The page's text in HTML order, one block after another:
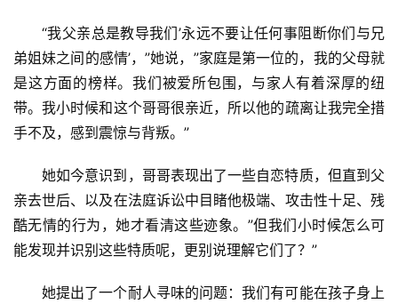
“我父亲总是教导我们’永远不要让任何事阻断你们与兄
弟姐妹之间的感情’，”她说，”家庭是第一位的，我的父母就
是这方面的榜样。我们被爱所包围，与家人有着深厚的纽
带。我小时候和这个哥哥很亲近，所以他的疏离让我完全措
手不及，感到震惊与背叛。”
她如今意识到，哥哥表现出了一些自恋特质，但直到父
亲去世后、以及在法庭诉讼中目睹他极端、攻击性十足、残
酷无情的行为，她才看清这些迹象。”但我们小时候怎么可
能发现并识别这些特质呢，更别说理解它们了？”
她提出了一个耐人寻味的问题：我们有可能在孩子身上